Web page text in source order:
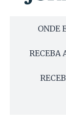
ONDE
RECEBA